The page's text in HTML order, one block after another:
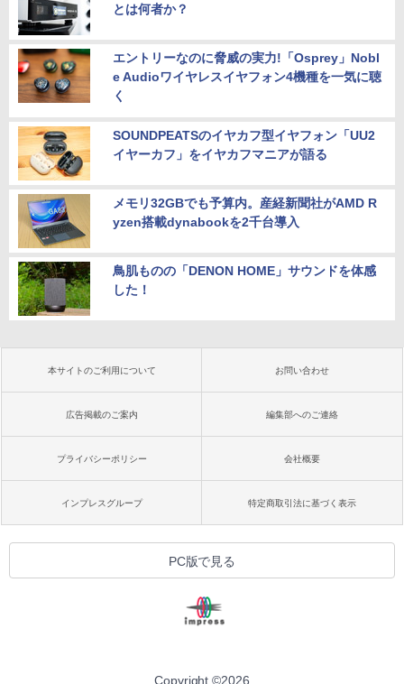
とは何者か？
エントリーなのに脅威の実力!「Osprey」Nobl
e Audioワイヤレスイヤフォン4機種を一気に聴
く
SOUNDPEATSのイヤカフ型イヤフォン「UU2
イヤーカフ」をイヤカフマニアが語る
メモリ32GBでも予算内。産経新聞社がAMD R
yzen搭載dynabookを2千台導入
鳥肌ものの「DENON HOME」サウンドを体感
した！
本サイトのご利用について お問い合わせ
広告掲載のご案内 編集部へのご連絡
プライバシーポリシー 会社概要
インプレスグループ 特定商取引法に基づく表示
PC版で見る
Copyright ©2026